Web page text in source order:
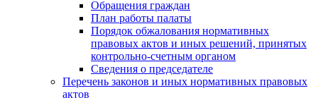
Обращения граждан
План работы палаты
Порядок обжалования нормативных
правовых актов и иных решений, принятых
контрольно-счетным органом
Сведения о председателе
Перечень законов и иных нормативных правовых
актов